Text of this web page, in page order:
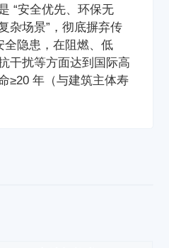
“安全优先、环保无
杂场景”，彻底摒弃传
全隐患，在阻燃、低
干扰等方面达到国际高
≥20 年（与建筑主体寿